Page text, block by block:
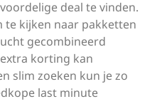
deal te vinden.
te kijken naar pakketten
gecombineerd
korting kan
slim zoeken kun je zo
last minute